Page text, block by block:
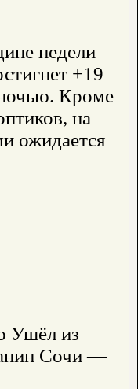
недели
+19
Кроме
на
ожидается
Ушёл из
Сочи —